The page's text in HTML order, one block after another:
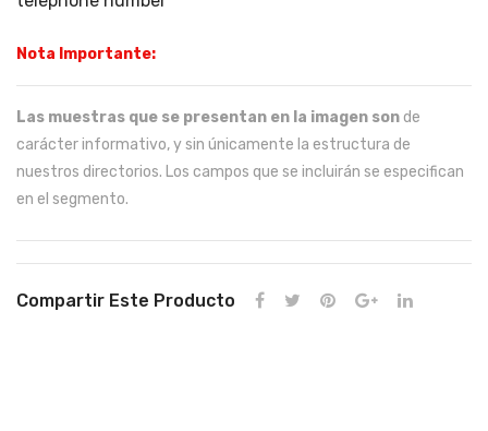
Nota Importante:
Las muestras que se presentan en la imagen son de
carácter informativo, y sin únicamente la estructura de
nuestros directorios. Los campos que se incluirán se especifican
en el segmento.
Compartir Este Producto